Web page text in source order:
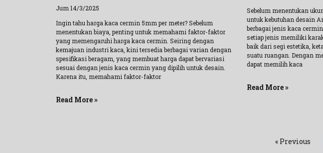
Jum 14/3/2025
Ingin tahu harga kaca cermin 5mm per meter? Sebelum
menentukan biaya, penting untuk memahami faktor-faktor
yang memengaruhi harga kaca cermin. Seiring dengan
kemajuan industri kaca, kini tersedia berbagai varian dengan
spesifikasi beragam, yang membuat harga dapat bervariasi
sesuai dengan jenis kaca cermin yang dipilih untuk desain.
Karena itu, memahami faktor-faktor
Read More »
Sebelum menentukan
untuk kebutuhan desain
berbagai jenis kaca
setiap jenis memiliki
baik dari segi estetika,
suatu ruangan. Dengan
dapat memilih kaca
Read More »
« Previous